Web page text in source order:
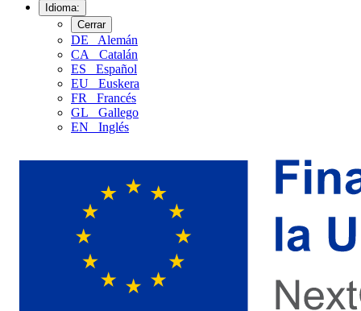
Idioma:
Cerrar
DE
Alemán
CA
Catalán
ES
Español
EU
Euskera
FR
Francés
GL
Gallego
EN
Inglés